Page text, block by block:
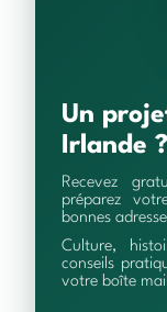
Un
Irlande ?
Recevez
préparez
bonnes
Culture,
conseils
votre boîte